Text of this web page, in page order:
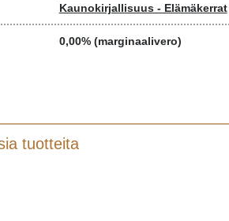
Kaunokirjallisuus - Elämäkerrat
0,00% (marginaalivero)
tuotteita